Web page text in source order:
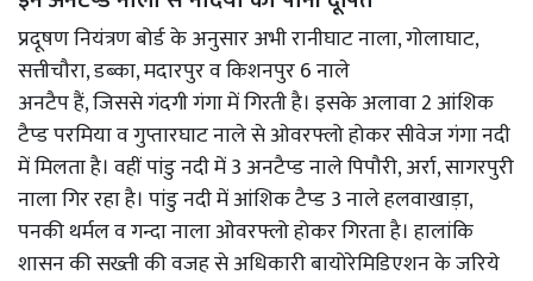
प्रदूषण नियंत्रण बोर्ड के अनुसार अभी रानीघाट नाला, गोलाघाट,
सत्तीचौरा, डब्का, मदारपुर व किशनपुर 6 नाले
अनटैप हैं, जिससे गंदगी गंगा में गिरती है। इसके अलावा 2 आंशिक
टैप्ड परमिया व गुप्तारघाट नाले से ओवरफ्लो होकर सीवेज गंगा नदी
में मिलता है। वहीं पांडु नदी में 3 अनटैप्ड नाले पिपौरी, अर्रा, सागरपुरी
नाला गिर रहा है। पांडु नदी में आंशिक टैप्ड 3 नाले हलवाखाड़ा,
पनकी थर्मल व गन्दा नाला ओवरफ्लो होकर गिरता है। हालांकि
शासन की सख्ती की वजह से अधिकारी बायोरेमिडिएशन के जरिये